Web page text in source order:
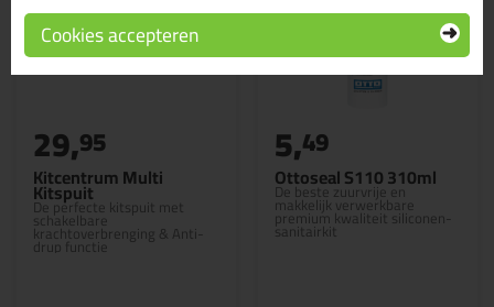
Kitcentrum Multi
Kitspuit
De perfecte kitspuit met
schakelbare
krachtoverbrenging & Anti-
drup functie
29,95
Ottoseal S110 310ml
De beste zuurvrije en
makkelijk verwerkbare
premium kwaliteit siliconen-
sanitairkit
5,49
Cookies accepteren